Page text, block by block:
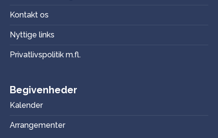
Kontakt os
Nyttige links
Privatlivspolitik m.fl.
Begivenheder
Kalender
Arrangementer